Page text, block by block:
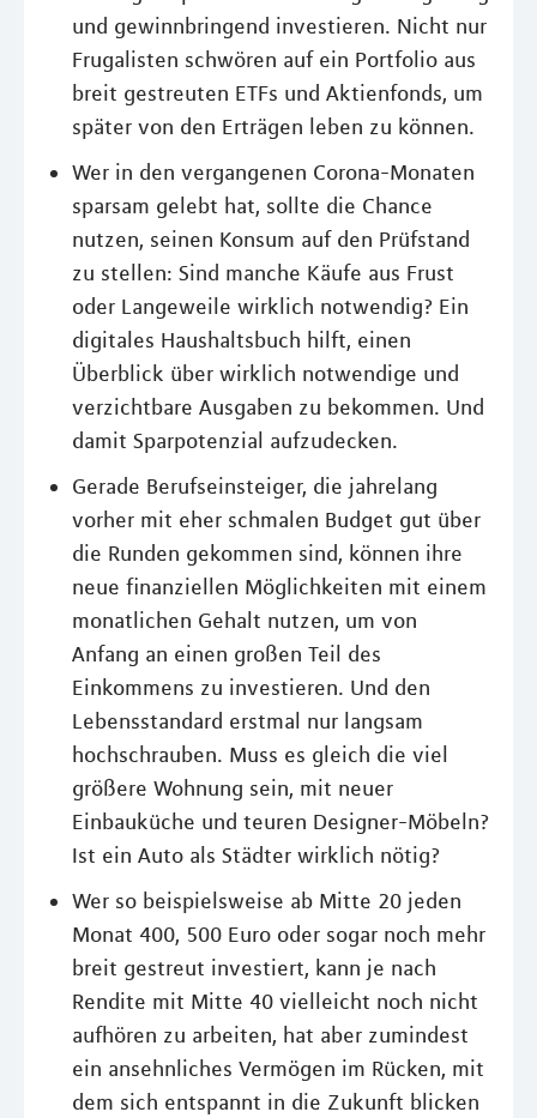
und gewinnbringend investieren. Nicht nur
Frugalisten schwören auf ein Portfolio aus
breit gestreuten ETFs und Aktienfonds, um
später von den Erträgen leben zu können.
Wer in den vergangenen Corona-Monaten
sparsam gelebt hat, sollte die Chance
nutzen, seinen Konsum auf den Prüfstand
zu stellen: Sind manche Käufe aus Frust
oder Langeweile wirklich notwendig? Ein
digitales Haushaltsbuch hilft, einen
Überblick über wirklich notwendige und
verzichtbare Ausgaben zu bekommen. Und
damit Sparpotenzial aufzudecken.
Gerade Berufseinsteiger, die jahrelang
vorher mit eher schmalen Budget gut über
die Runden gekommen sind, können ihre
neue finanziellen Möglichkeiten mit einem
monatlichen Gehalt nutzen, um von
Anfang an einen großen Teil des
Einkommens zu investieren. Und den
Lebensstandard erstmal nur langsam
hochschrauben. Muss es gleich die viel
größere Wohnung sein, mit neuer
Einbauküche und teuren Designer-Möbeln?
Ist ein Auto als Städter wirklich nötig?
Wer so beispielsweise ab Mitte 20 jeden
Monat 400, 500 Euro oder sogar noch mehr
breit gestreut investiert, kann je nach
Rendite mit Mitte 40 vielleicht noch nicht
aufhören zu arbeiten, hat aber zumindest
ein ansehnliches Vermögen im Rücken, mit
dem sich entspannt in die Zukunft blicken